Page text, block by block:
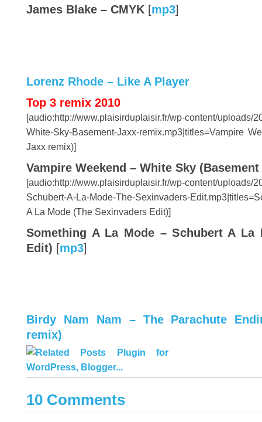
James Blake – CMYK [mp3]
Lorenz Rhode – Like A Player
Top 3 remix 2010
[audio:http://www.plaisirduplaisir.fr/wp-content/uploads/
White-Sky-Basement-Jaxx-remix.mp3|titles=Vampire
Jaxx remix)]
Vampire Weekend – White Sky
[audio:http://www.plaisirduplaisir.fr/wp-content/uploads/
Schubert-A-La-Mode-The-Sexinvaders-
A La Mode (The Sexinvaders Edit)]
Something A La Mode – Schubert A La
Edit) [mp3]
Birdy Nam Nam – The Parachute
remix)
10 Comments